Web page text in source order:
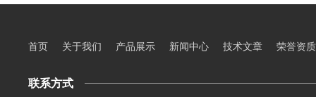
首页 关于我们 产品展示 新闻中心 技术文章 荣誉资质
联系方式